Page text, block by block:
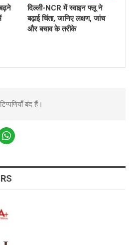
दिल्ली-NCR में स्वाइन फ्लू ने
बढ़ाई चिंता, जानिए लक्षण, जांच
और बचाव के तरीके
टिप्पणियाँ बंद हैं।